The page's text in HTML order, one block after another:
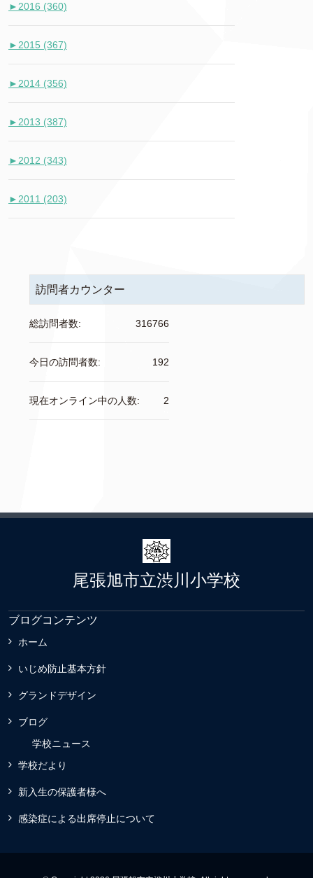
► 2016 (360)
► 2015 (367)
► 2014 (356)
► 2013 (387)
► 2012 (343)
► 2011 (203)
訪問者カウンター
316766
総訪問者数:
192
今日の訪問者数:
2
現在オンライン中の人数:
尾張旭市立渋川小学校
ブログコンテンツ
ホーム
いじめ防止基本方針
グランドデザイン
ブログ
学校ニュース
学校だより
新入生の保護者様へ
感染症による出席停止について